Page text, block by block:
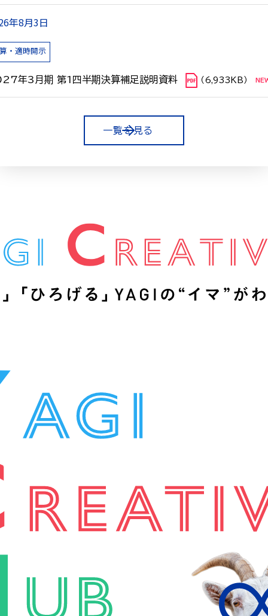
年8月3日
・適時開示
年3月期 第1四半期決算補足説明資料 （6,933KB）
一覧を見る